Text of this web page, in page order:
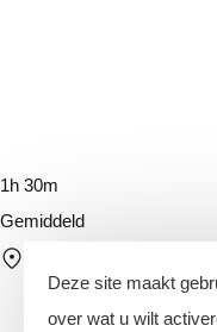
1h 30m
Gemiddeld
Deze site maakt
over wat u wilt